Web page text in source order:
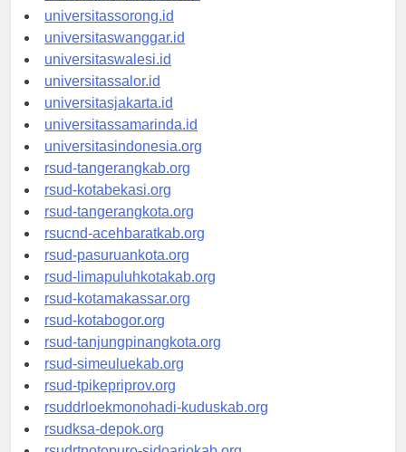
universitasmanokwari.id
universitassorong.id
universitaswanggar.id
universitaswalesi.id
universitassalor.id
universitasjakarta.id
universitassamarinda.id
universitasindonesia.org
rsud-tangerangkab.org
rsud-kotabekasi.org
rsud-tangerangkota.org
rsucnd-acehbaratkab.org
rsud-pasuruankota.org
rsud-limapuluhkotakab.org
rsud-kotamakassar.org
rsud-kotabogor.org
rsud-tanjungpinangkota.org
rsud-simeuluekab.org
rsud-tpikepriprov.org
rsuddrloekmonohadi-kuduskab.org
rsudksa-depok.org